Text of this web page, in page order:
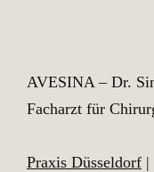
AVESINA – Dr.
Facharzt für
Praxis Düsseldorf |